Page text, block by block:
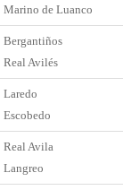
Marino de Luanco
Bergantiños
Real Avilés
Laredo
Escobedo
Real Avila
Langreo